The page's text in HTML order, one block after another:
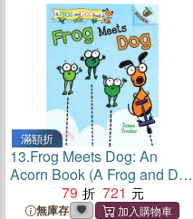
滿額折
13.Frog Meets Dog: An
Acorn Book (A Frog and Dog
Book #1)(精裝本)
79 721
無庫存